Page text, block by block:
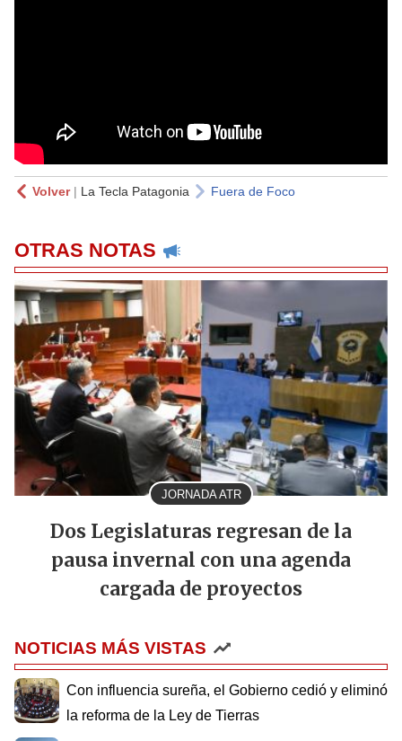
Volver| La Tecla Patagonia Fuera de Foco
OTRAS NOTAS
JORNADA ATR
Dos Legislaturas regresan de la
pausa invernal con una agenda
cargada de proyectos
NOTICIAS MÁS VISTAS
Con influencia sureña, el Gobierno cedió y eliminó
la reforma de la Ley de Tierras